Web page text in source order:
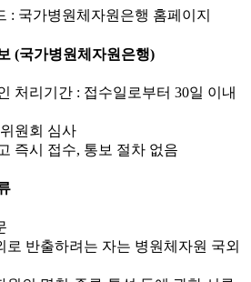
: 국가병원체자원은행 홈페이지
(국가병원체자원은행)
처리기간 : 접수일로부터 30일 이내
원회 심사
즉시 접수, 통보 절차 없음
로 반출하려는 자는 병원체자원 국외